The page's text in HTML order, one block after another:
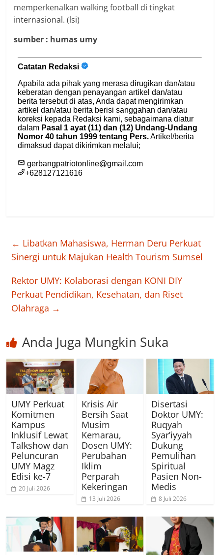
memperkenalkan walking football di tingkat
internasional. (lsi)
sumber : humas umy
← Libatkan Mahasiswa, Herman Deru Perkuat
Sinergi untuk Majukan Health Tourism Sumsel
Rektor UMY: Kolaborasi dengan KONI DIY
Perkuat Pendidikan, Kesehatan, dan Riset
Olahraga →
Anda Juga Mungkin Suka
UMY Perkuat
Komitmen
Kampus
Inklusif Lewat
Talkshow dan
Peluncuran
UMY Magz
Edisi ke-7
20 Juli 2026
Krisis Air
Bersih Saat
Musim
Kemarau,
Dosen UMY:
Perubahan
Iklim
Perparah
Kekeringan
13 Juli 2026
Disertasi
Doktor UMY:
Ruqyah
Syar’iyyah
Dukung
Pemulihan
Spiritual
Pasien Non-
Medis
8 Juli 2026